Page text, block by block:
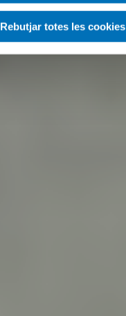
Rebutjar totes les cookies